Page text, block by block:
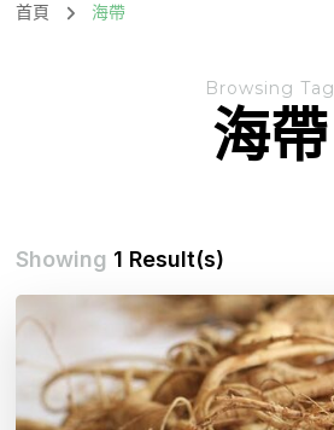
首頁 海帶
Browsing Tag
海帶
Showing 1 Result(s)